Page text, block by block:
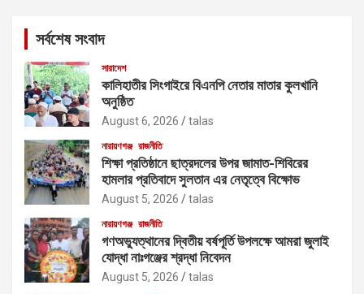
সর্বশেষ সংবাদ
সারাদেশ
কালিহাতীর সিংগাইরে বিএনপি নেতার মাতার কুলখানি
অনুষ্ঠিত
August 6, 2026 talas
নারায়ণগঞ্জ রাজনীতি
শিক্ষা প্রতিষ্ঠানে ছাত্রদলের উপর জামাত-শিবিরের
হামলার প্রতিবাদে সুলতান এর নেতৃত্বে বিক্ষোভ
August 5, 2026 talas
নারায়ণগঞ্জ রাজনীতি
গণঅভ্যুত্থানের দ্বিতীয় বর্ষপূর্তি উপলক্ষে আমরা জুলাই
যোদ্ধা নাঃগঞ্জের শ্রদ্ধা নিবেদন
August 5, 2026 talas